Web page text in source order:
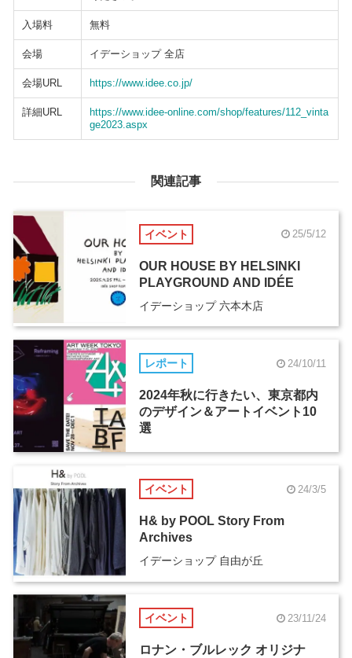
入場料 無料
会場 イデーショップ 全店
会場URL https://www.idee.co.jp/
詳細URL
https://www.idee-online.com/shop/features/112_vinta
ge2023.aspx
関連記事
イベント 25/5/12
OUR HOUSE BY HELSINKI
PLAYGROUND AND IDÉE
イデーショップ 六本木店
レポート 24/10/11
2024年秋に行きたい、東京都内
のデザイン＆アートイベント10
選
イベント 24/3/5
H& by POOL Story From
Archives
イデーショップ 自由が丘
イベント 23/11/24
ロナン・ブルレック オリジナ